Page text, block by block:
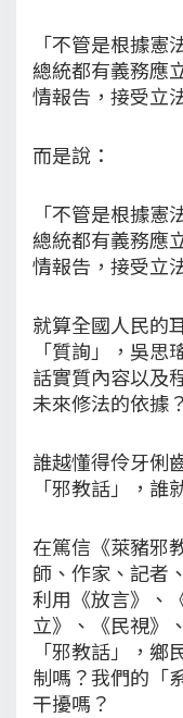
「不管是根據憲
總統都有義務應
情報告，接受立
而是說：
「不管是根據憲
總統都有義務應
情報告，接受立
就算全國人民的
「質詢」，吳
話實質內容以及
未來修法的依據？
誰越懂得伶牙俐
「邪教話」，誰
在篤信《萊豬邪
師、作家、記者
利用《放言》、
立》、《民視》
「邪教話」，
制嗎？我們的「
干擾嗎？